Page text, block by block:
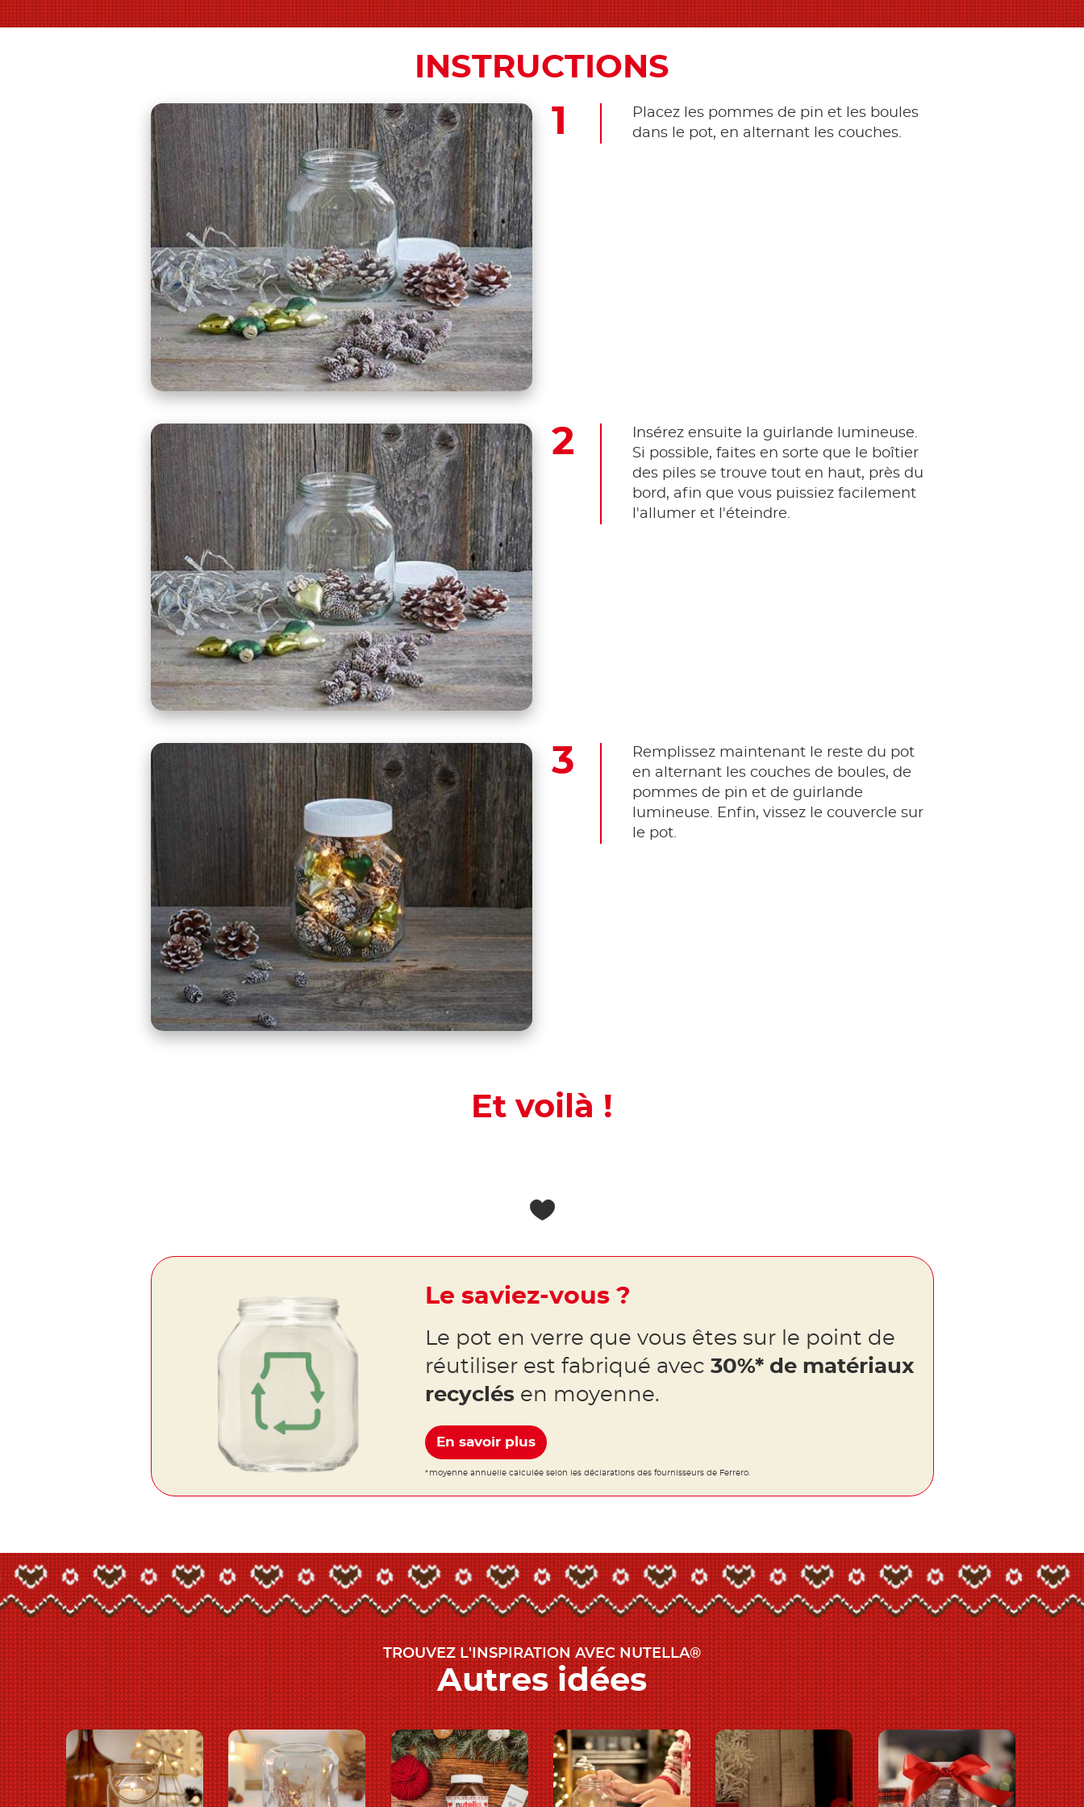
INSTRUCTIONS
Placez les pommes de pin et les boules
dans le pot, en alternant les couches.
Insérez ensuite la guirlande lumineuse.
Si possible, faites en sorte que le boîtier
des piles se trouve tout en haut, près du
bord, afin que vous puissiez facilement
l'allumer et l'éteindre.
Remplissez maintenant le reste du pot
en alternant les couches de boules, de
pommes de pin et de guirlande
lumineuse. Enfin, vissez le couvercle sur
le pot.
Et voilà !
Le saviez-vous ?
Le pot en verre que vous êtes sur le point de
réutiliser est fabriqué avec 30%* de matériaux
recyclésen moyenne.
En savoir plus
*moyenne annuelle calculée selon les déclarations des fournisseurs de Ferrero.
TROUVEZ L'INSPIRATION AVEC NUTELLA®
Autres idées